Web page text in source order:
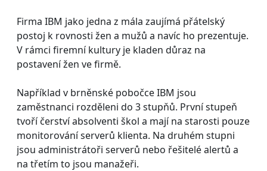
Firma IBM jako jedna z mála zaujímá přátelský
postoj k rovnosti žen a mužů a navíc ho prezentuje.
V rámci firemní kultury je kladen důraz na
postavení žen ve firmě.
Například v brněnské pobočce IBM jsou
zaměstnanci rozděleni do 3 stupňů. První stupeň
tvoří čerství absolventi škol a mají na starosti pouze
monitorování serverů klienta. Na druhém stupni
jsou administrátoři serverů nebo řešitelé alertů a
na třetím to jsou manažeři.